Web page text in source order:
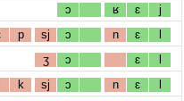
ɔ ʁ ɛ j
p sj ɔ n ɛ l
ʒ ɔ ɛ l
k sj ɔ n ɛ l